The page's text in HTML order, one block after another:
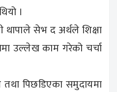
।
थापाले सेभ द अर्थले शिक्षा
उल्लेख काम गरेको चर्चा
पिछडिएका समुदायमा